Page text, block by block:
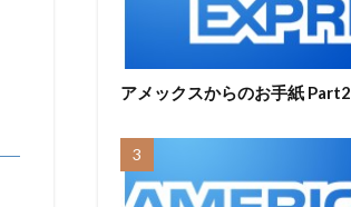
アメックスからのお手紙 Part2